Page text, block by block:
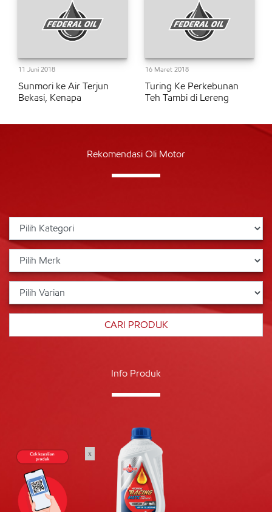
11 Juni 2018
Sunmori ke Air Terjun
Bekasi, Kenapa
16 Maret 2018
Turing Ke Perkebunan
Teh Tambi di Lereng
Rekomendasi Oli Motor
Info Produk
x